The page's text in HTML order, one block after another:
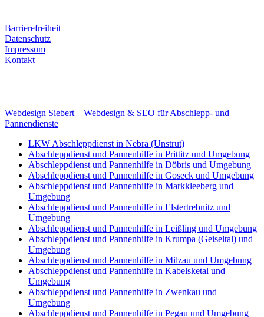
Barrierefreiheit
Datenschutz
Impressum
Kontakt
Webdesign Siebert – Webdesign & SEO für Abschlepp- und
Pannendienste
LKW Abschleppdienst in Nebra (Unstrut)
Abschleppdienst und Pannenhilfe in Prittitz und Umgebung
Abschleppdienst und Pannenhilfe in Döbris und Umgebung
Abschleppdienst und Pannenhilfe in Goseck und Umgebung
Abschleppdienst und Pannenhilfe in Markkleeberg und
Umgebung
Abschleppdienst und Pannenhilfe in Elstertrebnitz und
Umgebung
Abschleppdienst und Pannenhilfe in Leißling und Umgebung
Abschleppdienst und Pannenhilfe in Krumpa (Geiseltal) und
Umgebung
Abschleppdienst und Pannenhilfe in Milzau und Umgebung
Abschleppdienst und Pannenhilfe in Kabelsketal und
Umgebung
Abschleppdienst und Pannenhilfe in Zwenkau und
Umgebung
Abschleppdienst und Pannenhilfe in Pegau und Umgebung